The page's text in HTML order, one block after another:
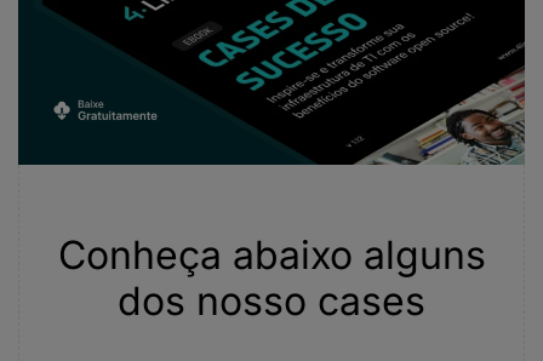
Conheça abaixo alguns
dos nosso cases